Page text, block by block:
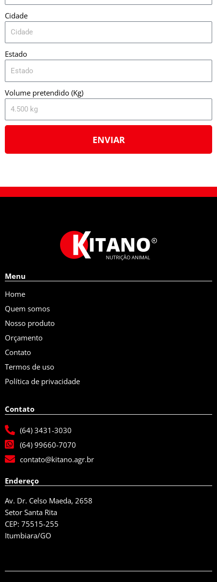
Cidade
Estado
Volume pretendido (Kg)
ENVIAR
Menu
Home
Quem somos
Nosso produto
Orçamento
Contato
Termos de uso
Política de privacidade
Contato
(64) 3431-3030
(64) 99660-7070
contato@kitano.agr.br
Endereço
Av. Dr. Celso Maeda, 2658
Setor Santa Rita
CEP: 75515-255
Itumbiara/GO